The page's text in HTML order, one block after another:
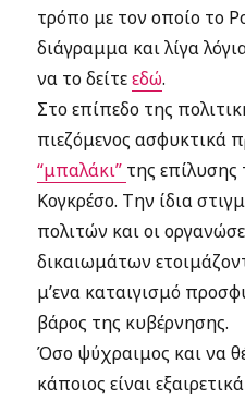
τρόπο με τον οποίο το
διάγραμμα και λίγα
να το δείτεεδώ.
Στο επίπεδο της
πιεζόμενος ασφυκτικά
“μπαλάκι” της
Κογκρέσο. Την ίδια
πολιτών και οι
δικαιωμάτων
μ’ενα καταιγισμό
βάρος της κυβέρνησης.
Όσο ψύχραιμος και να
κάποιος είναι